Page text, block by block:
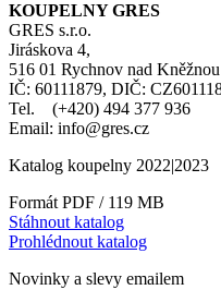
KOUPELNY GRES
GRES s.r.o.
Jiráskova 4,
516 01 Rychnov nad Kněžnou
IČ: 60111879, DIČ:
Tel. (+420) 494 377 936
Email: info@gres.cz
Katalog koupelny 2022|2023
Formát PDF / 119 MB
Stáhnout katalog
Prohlédnout katalog
Novinky a slevy emailem